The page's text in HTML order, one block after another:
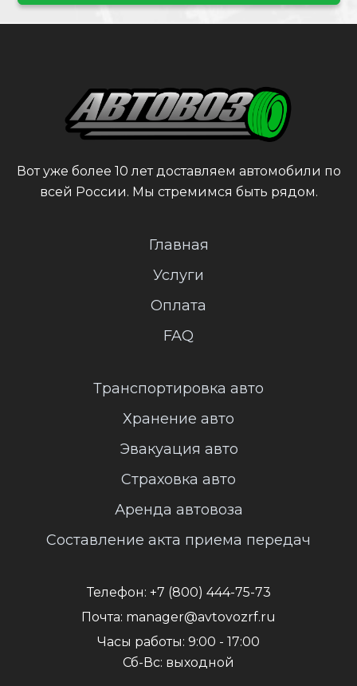
Вот уже более 10 лет доставляем автомобили по
всей России. Мы стремимся быть рядом.
Главная
Услуги
Оплата
FAQ
Транспортировка авто
Хранение авто
Эвакуация авто
Страховка авто
Аренда автовоза
Составление акта приема передач
Телефон: +7 (800) 444-75-73
Почта: manager@avtovozrf.ru
Часы работы: 9:00 - 17:00
Сб-Вс: выходной